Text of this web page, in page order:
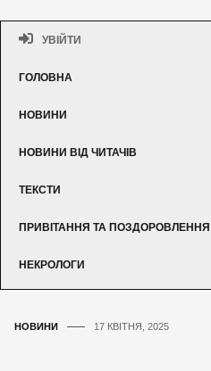
УВІЙТИ
ГОЛОВНА
НОВИНИ
НОВИНИ ВІД ЧИТАЧІВ
ТЕКСТИ
ПРИВІТАННЯ ТА ПОЗДОРОВЛЕННЯ
НЕКРОЛОГИ
НОВИНИ 17 КВІТНЯ, 2025